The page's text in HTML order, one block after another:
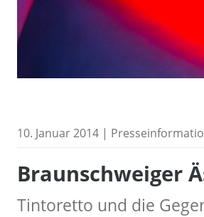
10. Januar 2014 |
Braunschweiger
Tintoretto und die